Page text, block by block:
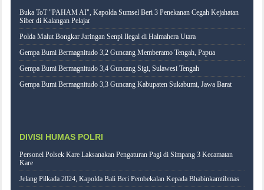
Buka ToT "PAHAM AI", Kapolda Sumsel Beri 3 Penekanan Cegah Kejahatan
Siber di Kalangan Pelajar
Polda Malut Bongkar Jaringan Senpi Ilegal di Halmahera Utara
Gempa Bumi Bermagnitudo 3,2 Guncang Memberamo Tengah, Papua
Gempa Bumi Bermagnitudo 3,4 Guncang Sigi, Sulawesi Tengah
Gempa Bumi Bermagnitudo 3,3 Guncang Kabupaten Sukabumi, Jawa Barat
DIVISI HUMAS POLRI
Personel Polsek Kare Laksanakan Pengaturan Pagi di Simpang 3 Kecamatan
Kare
Jelang Pilkada 2024, Kapolda Bali Beri Pembekalan Kepada Bhabinkamtibmas